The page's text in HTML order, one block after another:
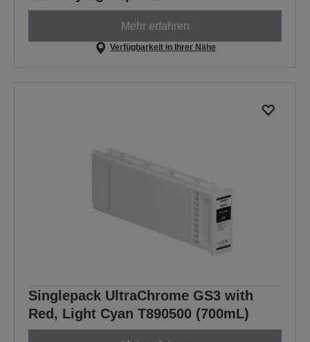
Mehr erfahren
Verfügbarkeit in Ihrer Nähe
Singlepack UltraChrome GS3 with
Red, Light Cyan T890500 (700mL)